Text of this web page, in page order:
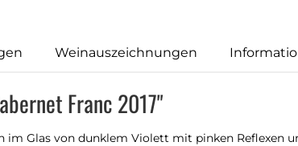
Weinauszeichnungen
Franc 2017"
im Glas von dunklem Violett mit pinken Reflexen